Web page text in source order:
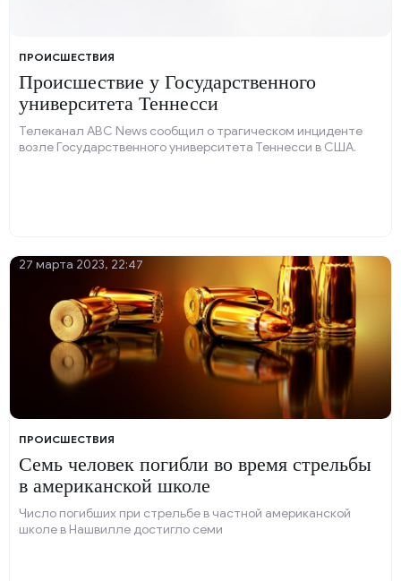
ПРОИСШЕСТВИЯ
Происшествие у Государственного
университета Теннесси
Телеканал ABC News сообщил о трагическом инциденте
возле Государственного университета Теннесси в США.
ПРОИСШЕСТВИЯ
Семь человек погибли во время стрельбы
в американской школе
Число погибших при стрельбе в частной американской
школе в Нашвилле достигло семи
27 марта 2023, 22:47